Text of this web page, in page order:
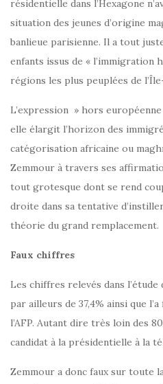
résidentielle dans l’Hexagone
situation des jeunes d’origine
banlieue parisienne. Il a tout
enfants issus de « l’immigration
régions les plus peuplées de
L’expression » hors
elle élargit l’horizon des
catégorisation africaine ou
Zemmour à travers ses
tout grotesque dont se rend
droite dans sa tentative
théorie du grand remplacement.
Faux chiffres
Les chiffres relevés dans
par ailleurs de 37,4% ainsi que
l’AFP. Autant dire très loin des
candidat à la présidentielle à la
Zemmour a donc faux sur toute